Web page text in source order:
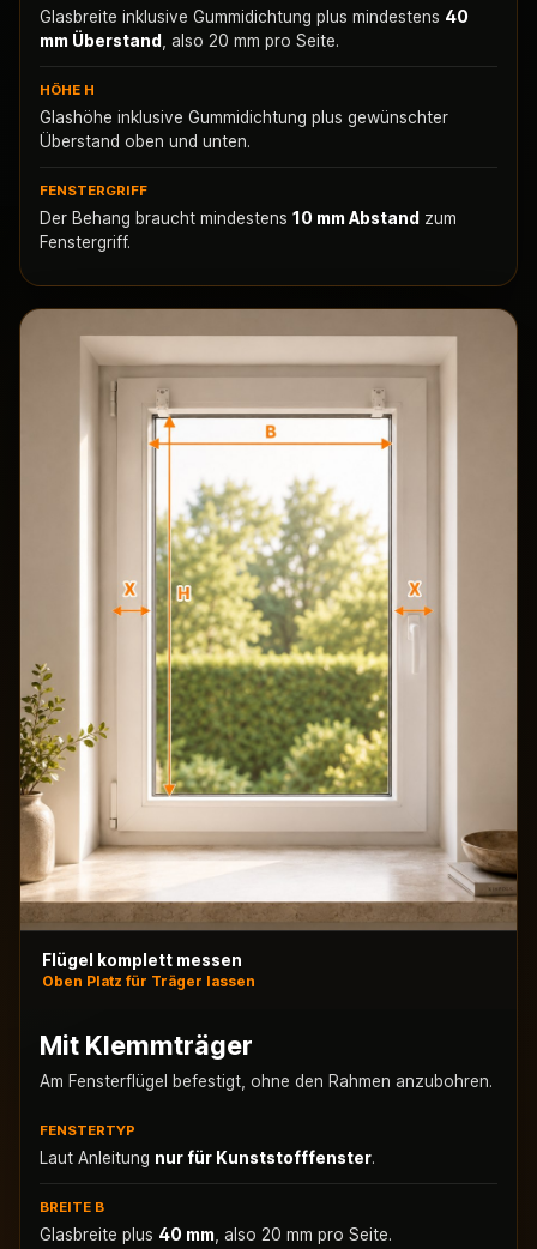
Glasbreite inklusive Gummidichtung plus mindestens 40
mm Überstand
, also 20 mm pro Seite.
HÖHE H
Glashöhe inklusive Gummidichtung plus gewünschter
Überstand oben und unten.
FENSTERGRIFF
Der Behang braucht mindestens 10 mm Abstand zum
Fenstergriff.
Flügel komplett messen
Oben Platz für Träger lassen
Mit Klemmträger
Am Fensterflügel befestigt, ohne den Rahmen anzubohren.
FENSTERTYP
Laut Anleitung nur für Kunststofffenster.
BREITE B
Glasbreite plus 40 mm , also 20 mm pro Seite.